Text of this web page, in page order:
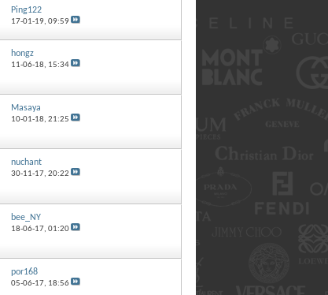
Ping122
17-01-19, 09:59
hongz
11-06-18, 15:34
Masaya
10-01-18, 21:25
nuchant
30-11-17, 20:22
bee_NY
18-06-17, 01:20
por168
05-06-17, 18:56